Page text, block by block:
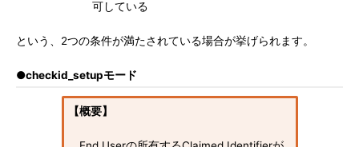
可している
という、2つの条件が満たされている場合が挙げられます。
●checkid_setupモード
【概要】